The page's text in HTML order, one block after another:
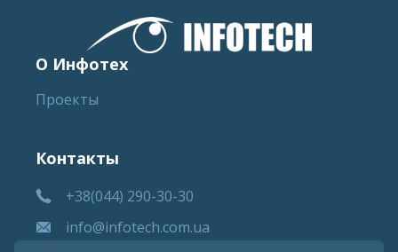
О Инфотех
Проекты
Контакты
+38(044) 290-30-30
info@infotech.com.ua